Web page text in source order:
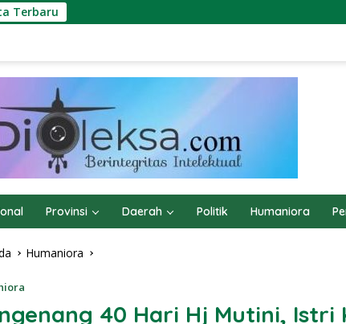
Terbaru DEDI
Provinsi Daerah Politik Humaniora
Humaniora
40 Hari Hj Mutini, Istri